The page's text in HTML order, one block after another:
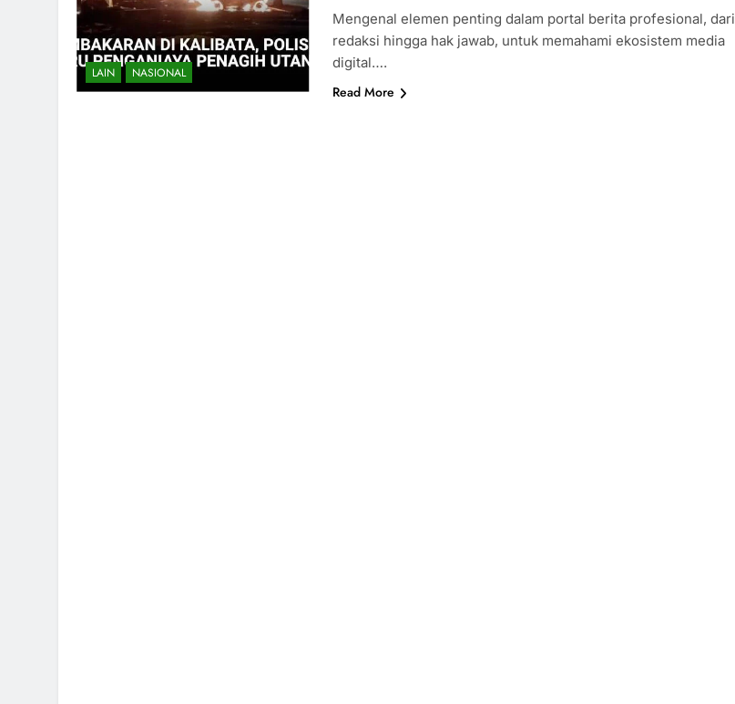
LAIN NASIONAL
Mengenal elemen penting dalam portal berita profesional, dari
redaksi hingga hak jawab, untuk memahami ekosistem media
digital….
Read More